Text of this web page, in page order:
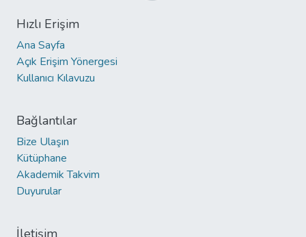
Hızlı Erişim
Ana Sayfa
Açık Erişim Yönergesi
Kullanıcı Kılavuzu
Bağlantılar
Bize Ulaşın
Kütüphane
Akademik Takvim
Duyurular
İletişim